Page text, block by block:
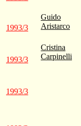
1993/3
Guido
Aristarco
1993/3
Cristina
Carpinelli
1993/3